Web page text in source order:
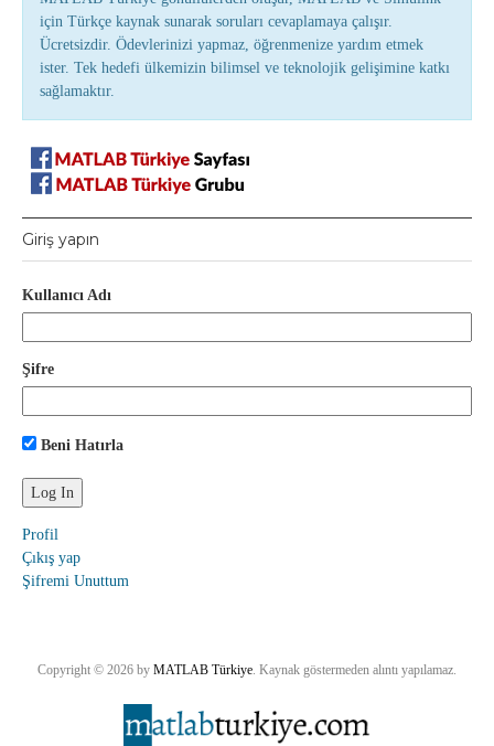
için Türkçe kaynak sunarak soruları cevaplamaya çalışır.
Ücretsizdir. Ödevlerinizi yapmaz, öğrenmenize yardım etmek
ister. Tek hedefi ülkemizin bilimsel ve teknolojik gelişimine katkı
sağlamaktır.
Giriş yapın
Kullanıcı Adı
Şifre
Beni Hatırla
Profil
Çıkış yap
Şifremi Unuttum
Copyright © 2026 by MATLAB Türkiye . Kaynak göstermeden alıntı yapılamaz.